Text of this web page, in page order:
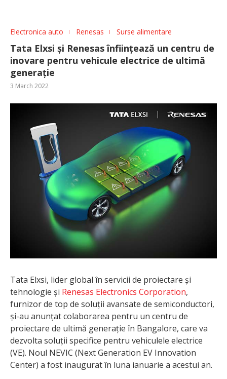
Electronica auto Renesas Surse alimentare
Tata Elxsi și Renesas înființează un centru de
inovare pentru vehicule electrice de ultimă
generație
3 March 2022
Tata Elxsi, lider global în servicii de proiectare și
tehnologie și Renesas Electronics Corporation,
furnizor de top de soluții avansate de semiconductori,
și-au anunțat colaborarea pentru un centru de
proiectare de ultimă generație în Bangalore, care va
dezvolta soluții specifice pentru vehiculele electrice
(VE). Noul NEVIC (Next Generation EV Innovation
Center) a fost inaugurat în luna ianuarie a acestui an.